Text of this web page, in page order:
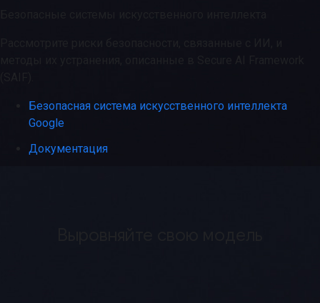
Безопасная система искусственного интеллекта
Google
Документация